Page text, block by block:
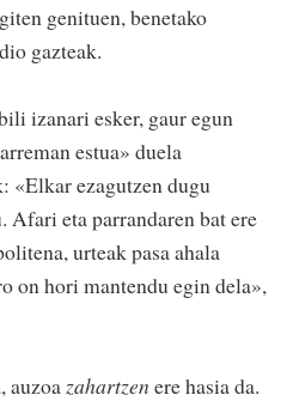
genituen, benetako
gazteak.
izanari esker, gaur egun
estua» duela
«Elkar ezagutzen dugu
Afari eta parrandaren bat ere
urteak pasa ahala
on hori mantendu egin dela»,
auzoazahartzen ere hasia da.